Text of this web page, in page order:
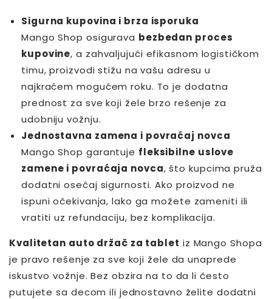
Sigurna kupovina i brza isporuka
Mango Shop osigurava bezbedan proces
kupovine, a zahvaljujući efikasnom logističkom
timu, proizvodi stižu na vašu adresu u
najkraćem mogućem roku. To je dodatna
prednost za sve koji žele brzo rešenje za
udobniju vožnju.
Jednostavna zamena i povraćaj novca
Mango Shop garantuje fleksibilne uslove
zamene i povraćaja novca, što kupcima pruža
dodatni osećaj sigurnosti. Ako proizvod ne
ispuni očekivanja, lako ga možete zameniti ili
vratiti uz refundaciju, bez komplikacija.
Kvalitetan auto držač za tablet iz Mango Shopa
je pravo rešenje za sve koji žele da unaprede
iskustvo vožnje. Bez obzira na to da li često
putujete sa decom ili jednostavno želite dodatni